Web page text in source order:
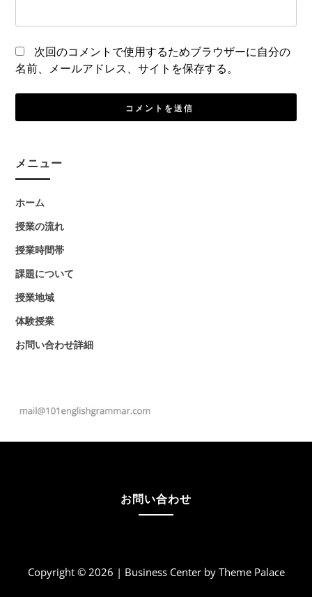
次回のコメントで使用するためブラウザーに自分の
名前、メールアドレス、サイトを保存する。
メニュー
ホーム
授業の流れ
授業時間帯
課題について
授業地域
体験授業
お問い合わせ詳細
お問い合わせ
Copyright © 2026 | Business Center by Theme Palace